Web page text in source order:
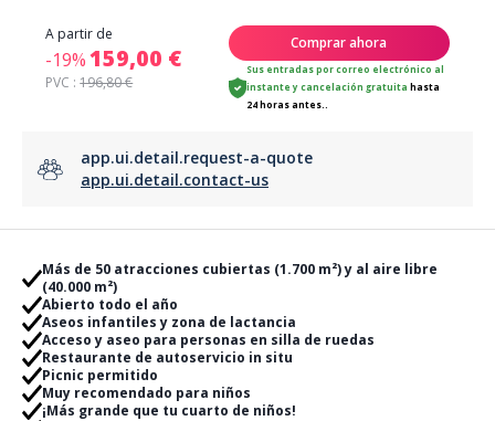
A partir de
-19%159,00 €
PVC :196,80 €
Comprar ahora
Sus entradas por correo electrónico al
instante y cancelación gratuita hasta
24 horas antes..
app.ui.detail.request-a-quote
app.ui.detail.contact-us
Más de 50 atracciones cubiertas (1.700 m²) y al aire libre
(40.000 m²)
Abierto todo el año
Aseos infantiles y zona de lactancia
Acceso y aseo para personas en silla de ruedas
Restaurante de autoservicio in situ
Picnic permitido
Muy recomendado para niños
¡Más grande que tu cuarto de niños!